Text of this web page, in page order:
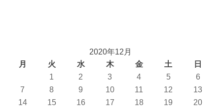
2020年12月
月
火 水 木 金 土
日
1
2 3 4 5
6
7
8 9 10 11 12
13
14
15 16 17 18 19 20